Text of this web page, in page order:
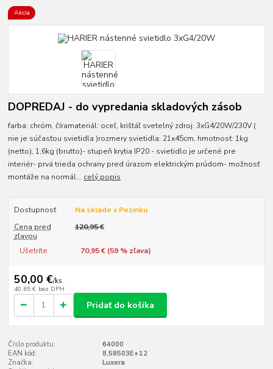
Akcia
DOPREDAJ - do vypredania skladových zásob
farba: chróm, číramateriál: oceľ, krištáľ svetelný zdroj: 3xG4/20W/230V (
nie je súčasťou svietidla )rozmery svietidla: 21x45cm, hmotnosť: 1kg
(netto), 1,6kg (brutto)- stupeň krytia IP20 - svietidlo je určené pre
interiér- prvá trieda ochrany pred úrazom elektrickým prúdom- možnosť
montáže na normál... celý popis
Dostupnosť
Na sklade v Pezinku
Cena pred
zľavou
120,95 €
Ušetríte 70,95 € (59% zľava)
50,00 €/ks
40,65 € bez DPH
Pridať do košíka
Číslo produktu:
64000
EAN kód:
8,58503E+12
Značka:
Luxera